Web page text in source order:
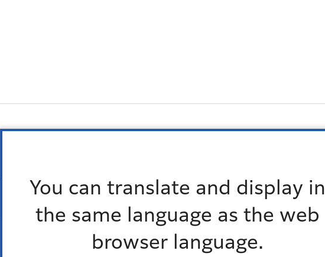
You can translate and display in
the same language as the web
browser language.
00